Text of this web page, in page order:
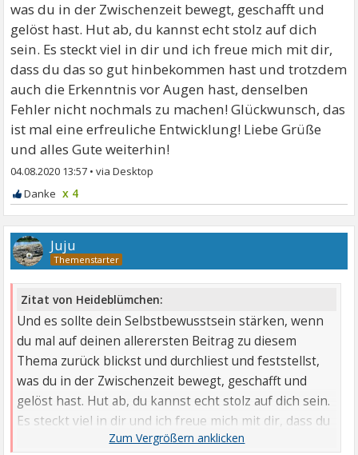
was du in der Zwischenzeit bewegt, geschafft und
gelöst hast. Hut ab, du kannst echt stolz auf dich
sein. Es steckt viel in dir und ich freue mich mit dir,
dass du das so gut hinbekommen hast und trotzdem
auch die Erkenntnis vor Augen hast, denselben
Fehler nicht nochmals zu machen! Glückwunsch, das
ist mal eine erfreuliche Entwicklung! Liebe Grüße
und alles Gute weiterhin!
04.08.2020 13:57 •
x 4
Juju
Zitat von Heideblümchen:
Und es sollte dein Selbstbewusstsein stärken, wenn
du mal auf deinen allerersten Beitrag zu diesem
Thema zurück blickst und durchliest und feststellst,
was du in der Zwischenzeit bewegt, geschafft und
gelöst hast. Hut ab, du kannst echt stolz auf dich sein.
Es steckt viel in dir und ich freue mich mit dir, dass du
das so gut hinbekommen hast und trotzdem auch die